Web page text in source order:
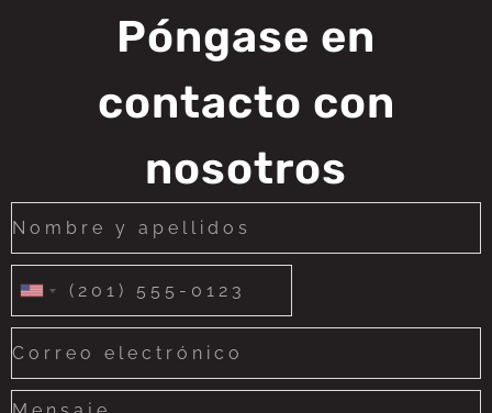
Póngase en
contacto con
nosotros
United
States
+1